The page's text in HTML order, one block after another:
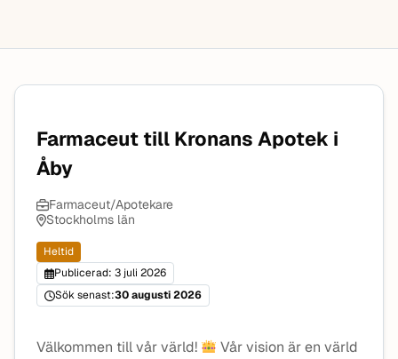
Farmaceut till Kronans Apotek i
Åby
Farmaceut/Apotekare
Stockholms län
Heltid
Publicerad: 3 juli 2026
Sök senast:30 augusti 2026
Välkommen till vår värld!
Vår vision är en värld